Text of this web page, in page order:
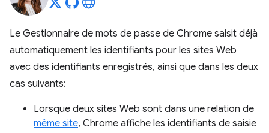
Le Gestionnaire de mots de passe de Chrome saisit déjà
automatiquement les identifiants pour les sites Web
avec des identifiants enregistrés, ainsi que dans les deux
cas suivants:
Lorsque deux sites Web sont dans une relation de
même site, Chrome affiche les identifiants de saisie